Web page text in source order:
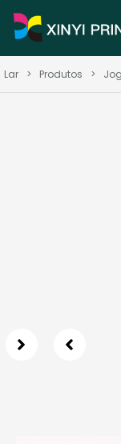
Lar > Produtos >